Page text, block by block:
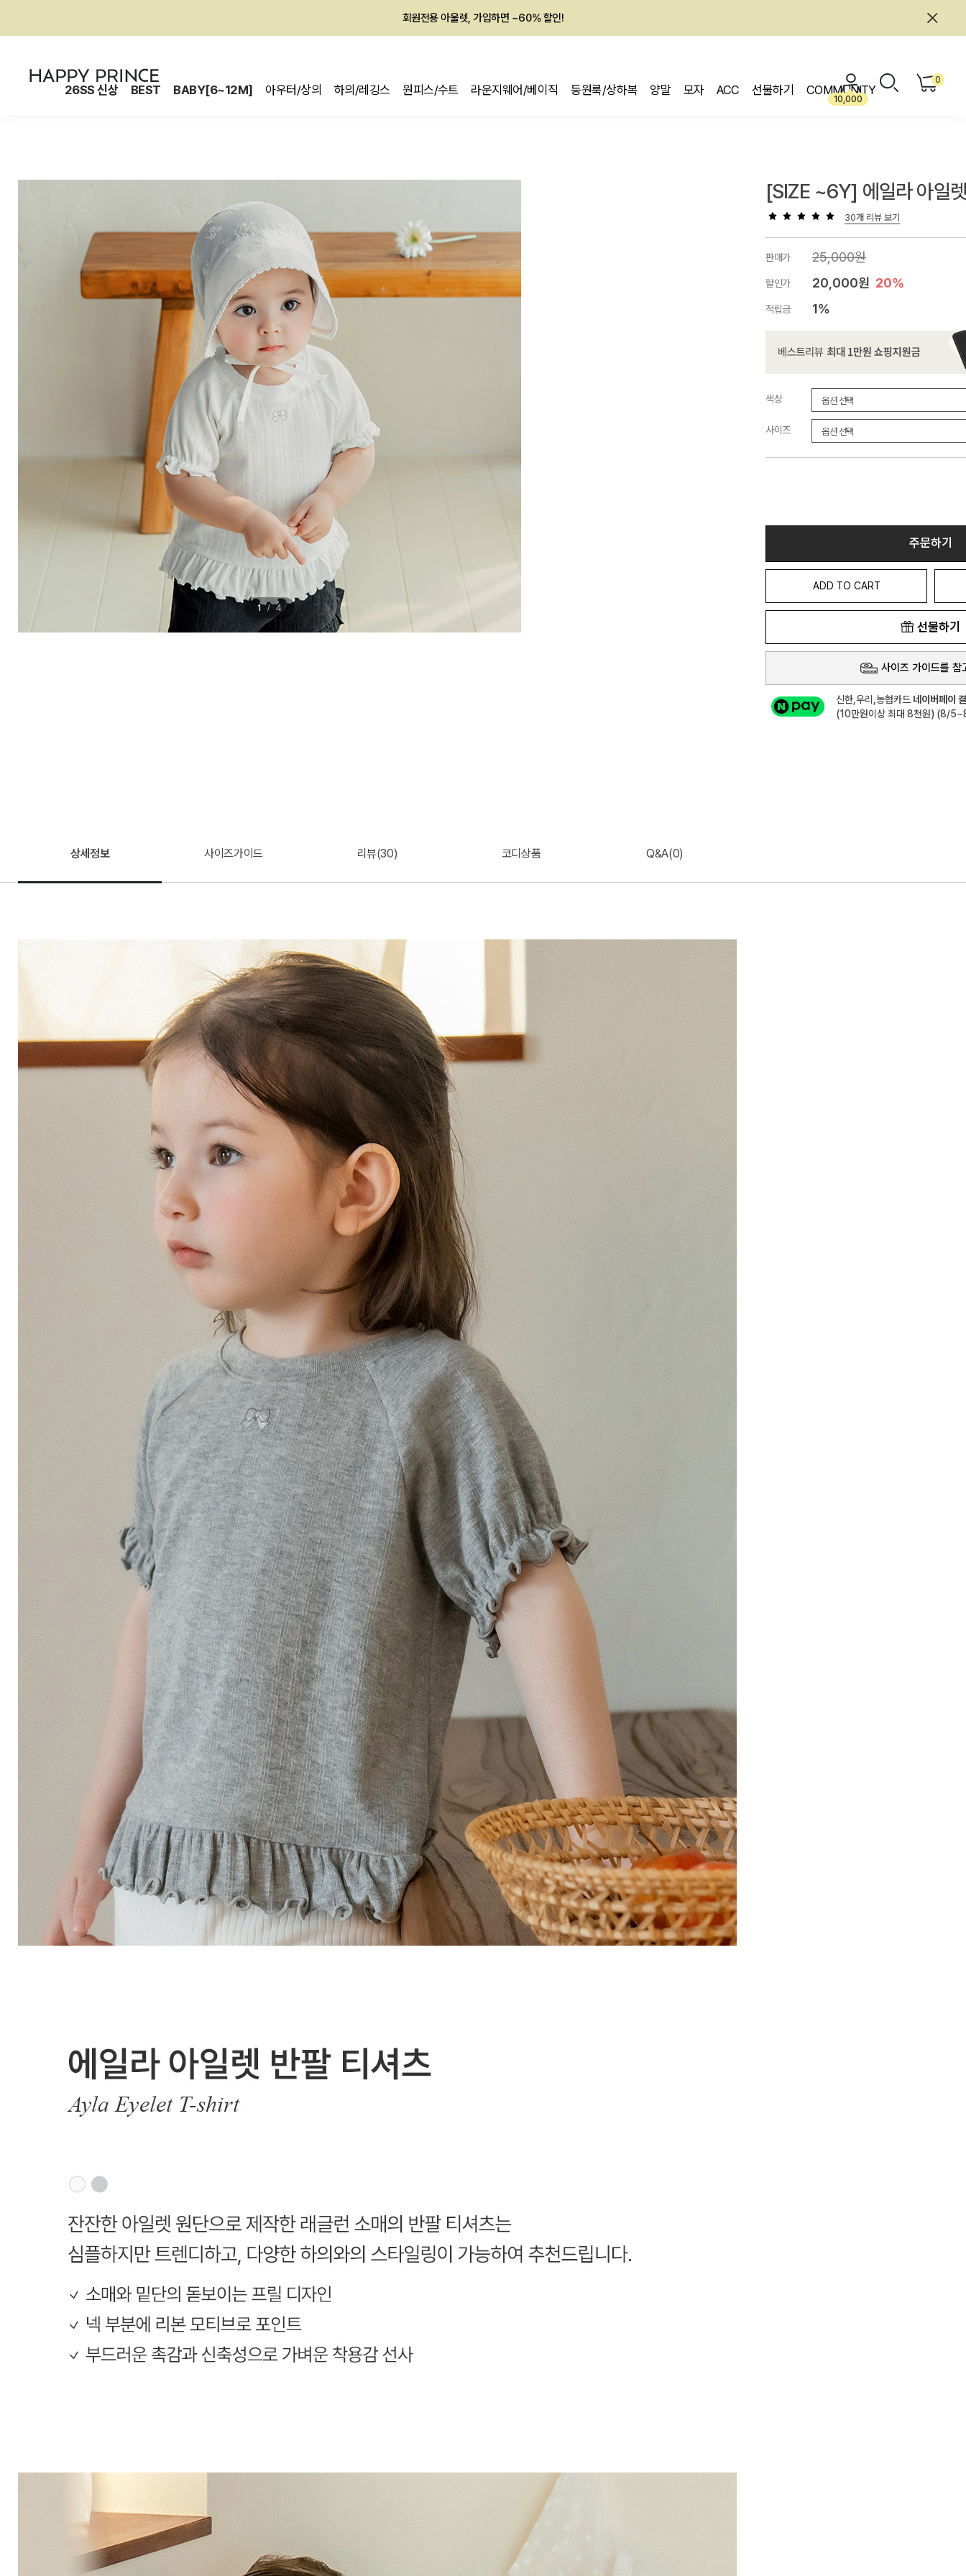
회원전용 아울렛, 가입하면 ~60% 할인!
26SS 신상 BEST BABY[6~12M] 아우터/상의 하의/레깅스 원피스/수트 라운지웨어/베이직 등원룩/상하복 양말 모자 ACC 선물하기 COMMUNITY
10,000
0
1 / 4
[SIZE ~6Y] 에일라 아일
30개 리뷰 보기
판매가 25,000원
할인가 20,000원 20%
적립금 1%
색상
사이즈
주문하기
ADD TO CART
선물하기
사이즈 가이드를 참
신한,우리,농협카드 네이버페이
(10만원이상 최대 8천원) (8/
상세정보 사이즈가이드 리뷰(30) 코디상품 Q&A(0)